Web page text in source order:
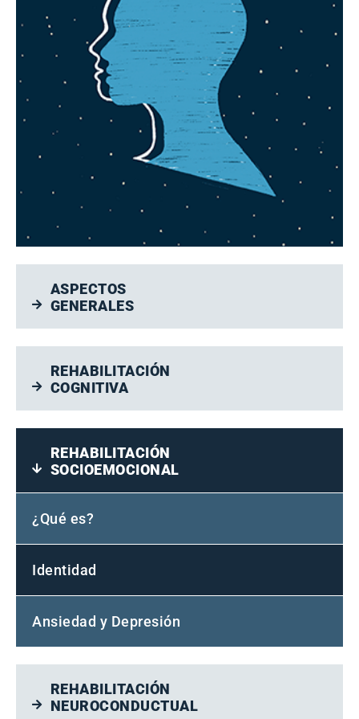
ASPECTOS
GENERALES
REHABILITACIÓN
COGNITIVA
REHABILITACIÓN
SOCIOEMOCIONAL
¿Qué es?
Identidad
Ansiedad y Depresión
REHABILITACIÓN
NEUROCONDUCTUAL